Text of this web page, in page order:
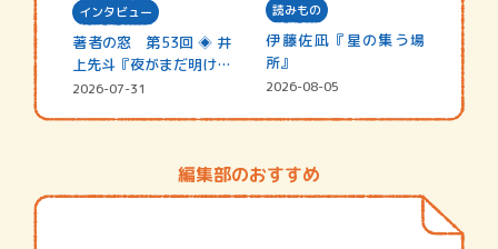
インタビュー
著者の窓 第53回 ◈ 井
上先斗『夜がまだ明けな
い』
2026-07-31
読みもの
伊藤佐凪『星の集う場
所』
2026-08-05
編集部のおすすめ